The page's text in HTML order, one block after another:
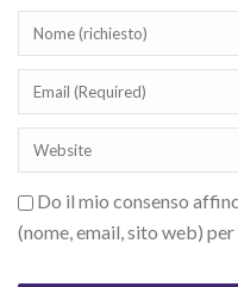
Do il mio consenso
(nome, email, sito web)